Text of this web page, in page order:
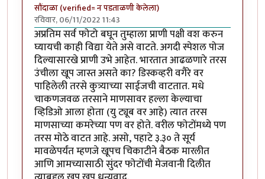
सौंदाळा (verified= न पडताळणी केलेला)
रविवार, 06/11/2022 11:43
अप्रतिम सर्व फोटो बघून तुम्हाला प्राणी पक्षी वश करुन
घ्यायची काही विद्या येते असे वाटते. अगदी स्पेशल पोज
दिल्यासारखे प्राणी उभे आहेत. भारतात आढळणारे तरस
उंचीला खूप जास्त असते का? डिस्कव्हरी वगैरे वर
पाहिलेली तरसे कुत्र्याच्या साईजची वाटतात. मधे
चाकणजवळ तरसाने माणसावर हल्ला केल्याचा
व्हिडिओ आला होता (यु ट्यूब वर आहे) त्यात तरस
माणसाच्या कमरेच्या पण वर होते. वरील फोटोंमध्ये पण
तरस मोठे वाटत आहे. असो, पहाटे ३.३० ते सूर्य
मावळेपर्यंत म्हणजे खूपच चिकाटीने बैठक मारलीत
आणि आमच्यासाठी सुंदर फोटोंची मेजवानी दिलीत